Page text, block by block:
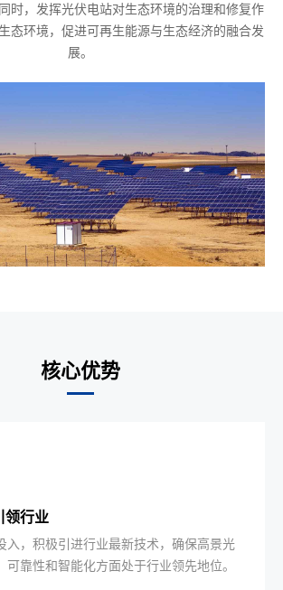
时，发挥光伏电站对生态环境的治理和修复作
态环境，促进可再生能源与生态经济的融合发
展。
核心优势
领行业
入，积极引进行业最新技术，确保高景光
可靠性和智能化方面处于行业领先地位。